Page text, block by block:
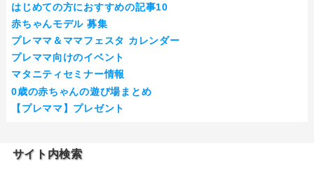
はじめての方におすすめの記事10
赤ちゃんモデル 募集
プレママ＆ママフェスタ カレンダー
プレママ向けのイベント
マタニティセミナー情報
0歳の赤ちゃんの遊び場まとめ
【プレママ】プレゼント
サイト内検索